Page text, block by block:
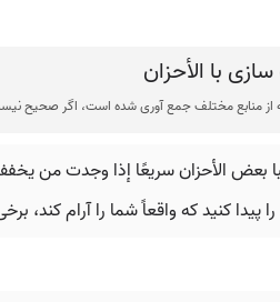
با الأحزان
از منابع مختلف جمع آوری شده است، اگر صحیح
بعض الأحزان سريعًا إذا وجدت من
پیدا کنید که واقعاً شما را آرام